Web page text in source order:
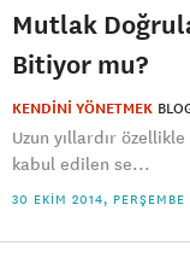
Mutlak
Bitiyor mu?
KENDİNİ YÖNETMEK
Uzun yıllardır
kabul edilen se...
30 EKIM 2014, PERŞEMBE